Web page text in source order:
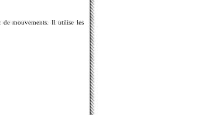
de mouvements. Il utilise les